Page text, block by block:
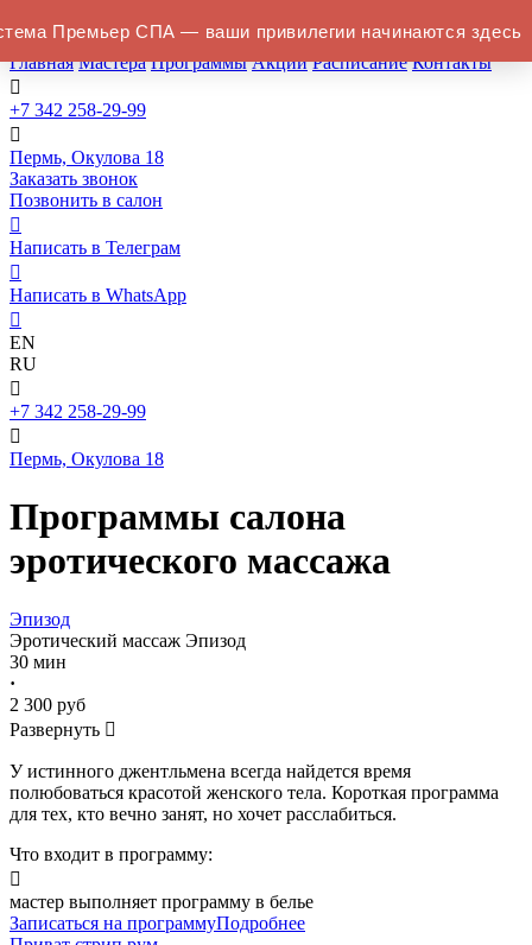
салон в Перми
Главная Мастера Программы Акции Расписание Контакты

+7 342 258-29-99

Пермь, Окулова 18
Заказать звонок
Позвонить в салон

Написать в Телеграм

Написать в WhatsApp

EN
RU

+7 342 258-29-99

Пермь, Окулова 18
Программы салона
эротического массажа
Эпизод
Эротический массаж Эпизод
30 мин
·
2 300 руб
Развернуть 
У истинного джентльмена всегда найдется время
полюбоваться красотой женского тела. Короткая программа
для тех, кто вечно занят, но хочет расслабиться.
Что входит в программу:

мастер выполняет программу в белье
Записаться на программуПодробнее
Премьер СПА — ваши привилегии начинаются здесь